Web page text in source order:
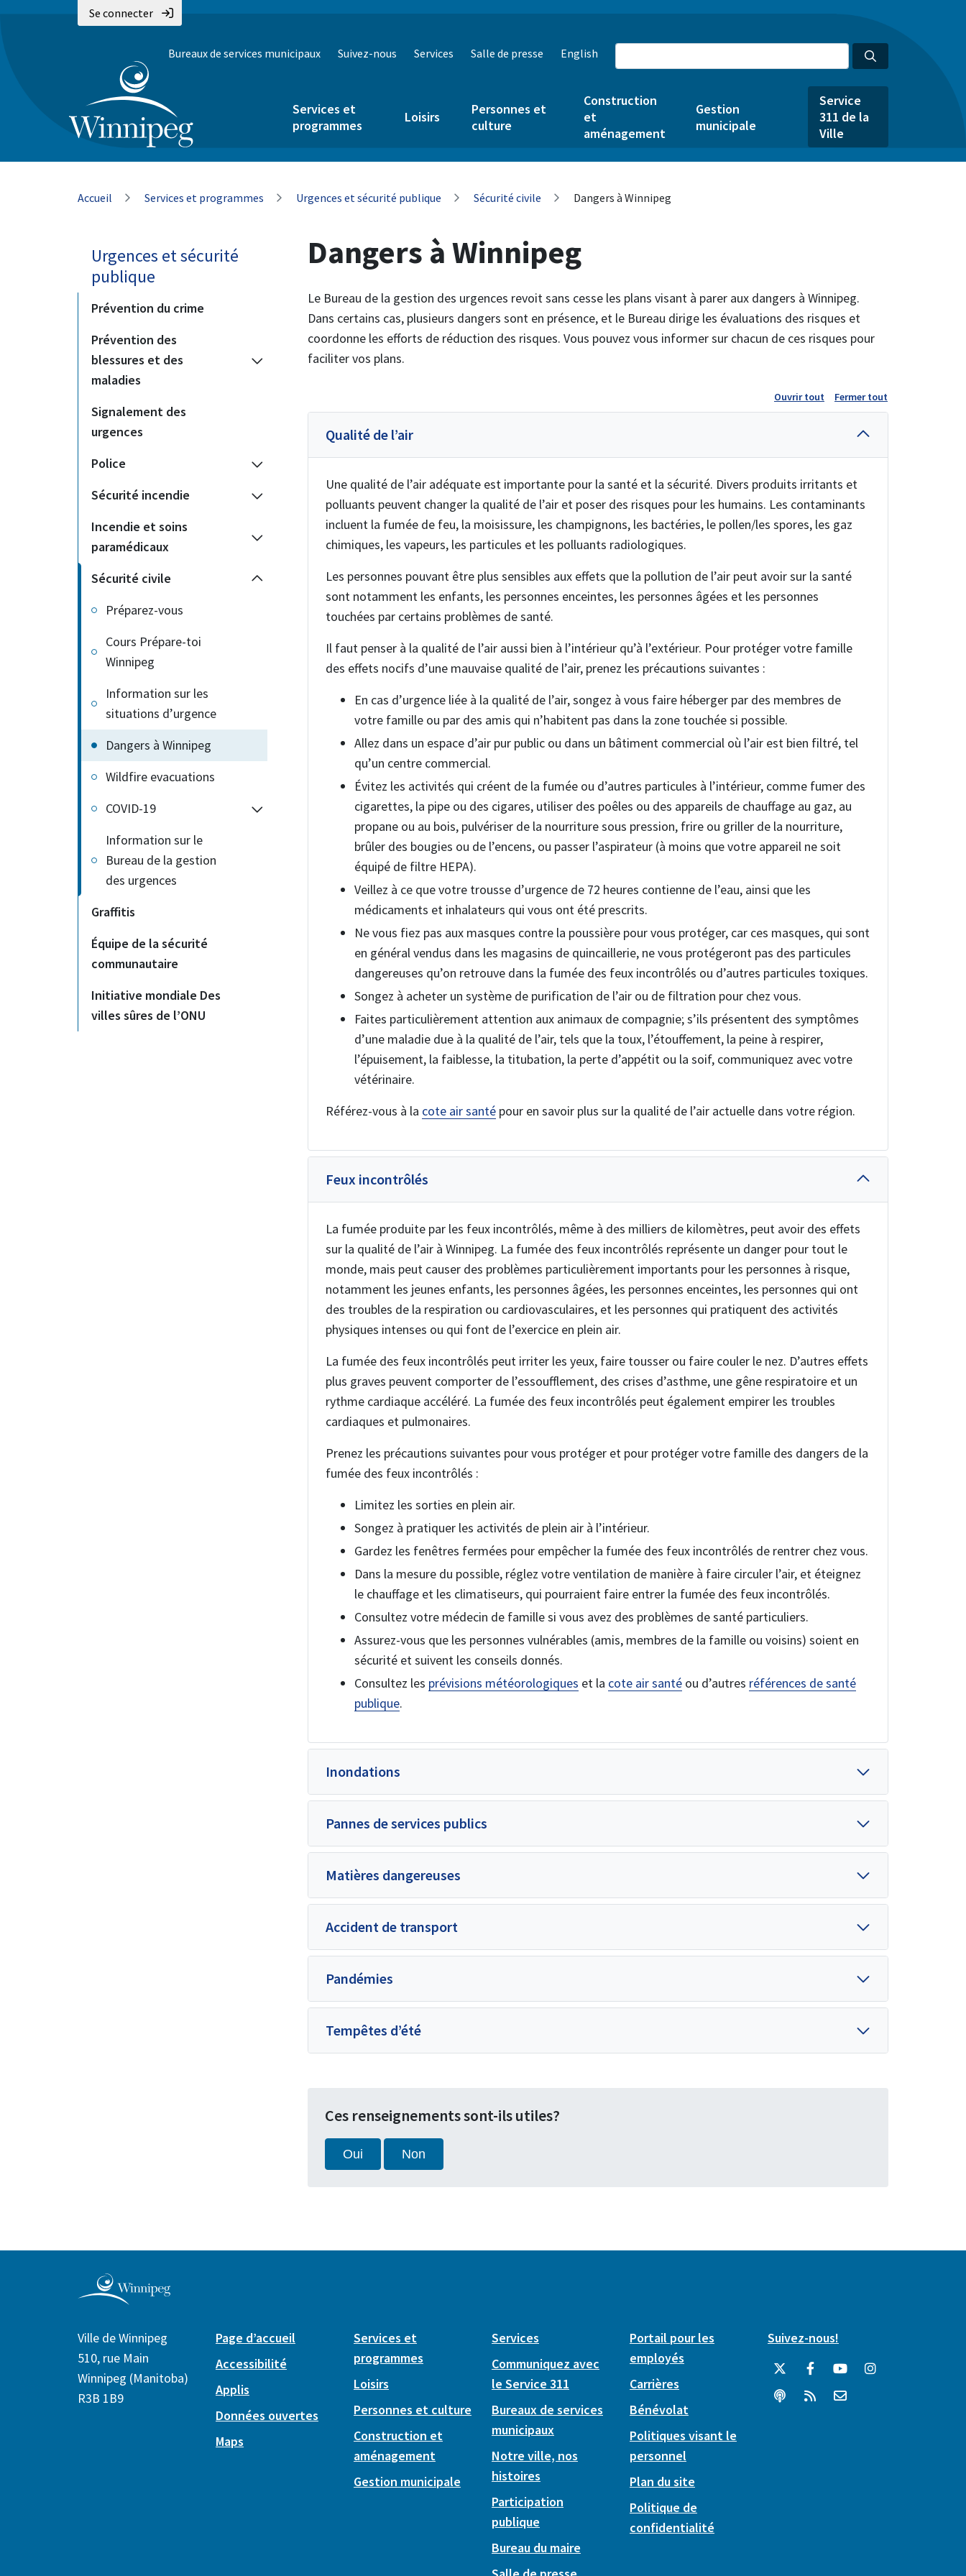
Se connecter
Bureaux de services municipaux Suivez-nous Services Salle de presse English
Services et
programmes
Loisirs
Personnes et
culture
Construction
et
aménagement
Gestion
municipale
Service
311 de la
Ville
Fil
Accueil Services et programmes Urgences et sécurité publique Sécurité civile Dangers à Winnipeg
Urgences et sécurité
publique
Prévention du crime
Prévention des
blessures et des
maladies
Signalement des
urgences
Police
Sécurité incendie
Incendie et soins
paramédicaux
Sécurité civile
Préparez-vous
Cours Prépare-toi
Winnipeg
Information sur les
situations d’urgence
Dangers à Winnipeg
Wildfire evacuations
COVID-19
Information sur le
Bureau de la gestion
des urgences
Graffitis
Équipe de la sécurité
communautaire
Initiative mondiale Des
villes sûres de l’ONU
Dangers à Winnipeg
Le Bureau de la gestion des urgences revoit sans cesse les plans visant à parer aux dangers à Winnipeg.
Dans certains cas, plusieurs dangers sont en présence, et le Bureau dirige les évaluations des risques et
coordonne les efforts de réduction des risques. Vous pouvez vous informer sur chacun de ces risques pour
faciliter vos plans.
Ouvrir tout Fermer tout
Qualité de l’air
Une qualité de l’air adéquate est importante pour la santé et la sécurité. Divers produits irritants et
polluants peuvent changer la qualité de l’air et poser des risques pour les humains. Les contaminants
incluent la fumée de feu, la moisissure, les champignons, les bactéries, le pollen/les spores, les gaz
chimiques, les vapeurs, les particules et les polluants radiologiques.
Les personnes pouvant être plus sensibles aux effets que la pollution de l’air peut avoir sur la santé
sont notamment les enfants, les personnes enceintes, les personnes âgées et les personnes
touchées par certains problèmes de santé.
Il faut penser à la qualité de l’air aussi bien à l’intérieur qu’à l’extérieur. Pour protéger votre famille
des effets nocifs d’une mauvaise qualité de l’air, prenez les précautions suivantes :
En cas d’urgence liée à la qualité de l’air, songez à vous faire héberger par des membres de
votre famille ou par des amis qui n’habitent pas dans la zone touchée si possible.
Allez dans un espace d’air pur public ou dans un bâtiment commercial où l’air est bien filtré, tel
qu’un centre commercial.
Évitez les activités qui créent de la fumée ou d’autres particules à l’intérieur, comme fumer des
cigarettes, la pipe ou des cigares, utiliser des poêles ou des appareils de chauffage au gaz, au
propane ou au bois, pulvériser de la nourriture sous pression, frire ou griller de la nourriture,
brûler des bougies ou de l’encens, ou passer l’aspirateur (à moins que votre appareil ne soit
équipé de filtre HEPA).
Veillez à ce que votre trousse d’urgence de 72 heures contienne de l’eau, ainsi que les
médicaments et inhalateurs qui vous ont été prescrits.
Ne vous fiez pas aux masques contre la poussière pour vous protéger, car ces masques, qui sont
en général vendus dans les magasins de quincaillerie, ne vous protégeront pas des particules
dangereuses qu’on retrouve dans la fumée des feux incontrôlés ou d’autres particules toxiques.
Songez à acheter un système de purification de l’air ou de filtration pour chez vous.
Faites particulièrement attention aux animaux de compagnie; s’ils présentent des symptômes
d’une maladie due à la qualité de l’air, tels que la toux, l’étouffement, la peine à respirer,
l’épuisement, la faiblesse, la titubation, la perte d’appétit ou la soif, communiquez avec votre
vétérinaire.
Référez-vous à la cote air santé pour en savoir plus sur la qualité de l’air actuelle dans votre région.
Feux incontrôlés
La fumée produite par les feux incontrôlés, même à des milliers de kilomètres, peut avoir des effets
sur la qualité de l’air à Winnipeg. La fumée des feux incontrôlés représente un danger pour tout le
monde, mais peut causer des problèmes particulièrement importants pour les personnes à risque,
notamment les jeunes enfants, les personnes âgées, les personnes enceintes, les personnes qui ont
des troubles de la respiration ou cardiovasculaires, et les personnes qui pratiquent des activités
physiques intenses ou qui font de l’exercice en plein air.
La fumée des feux incontrôlés peut irriter les yeux, faire tousser ou faire couler le nez. D’autres effets
plus graves peuvent comporter de l’essoufflement, des crises d’asthme, une gêne respiratoire et un
rythme cardiaque accéléré. La fumée des feux incontrôlés peut également empirer les troubles
cardiaques et pulmonaires.
Prenez les précautions suivantes pour vous protéger et pour protéger votre famille des dangers de la
fumée des feux incontrôlés :
Limitez les sorties en plein air.
Songez à pratiquer les activités de plein air à l’intérieur.
Gardez les fenêtres fermées pour empêcher la fumée des feux incontrôlés de rentrer chez vous.
Dans la mesure du possible, réglez votre ventilation de manière à faire circuler l’air, et éteignez
le chauffage et les climatiseurs, qui pourraient faire entrer la fumée des feux incontrôlés.
Consultez votre médecin de famille si vous avez des problèmes de santé particuliers.
Assurez-vous que les personnes vulnérables (amis, membres de la famille ou voisins) soient en
sécurité et suivent les conseils donnés.
Consultez les prévisions météorologiques et la cote air santé ou d’autres références de santé
publique.
Inondations
Pannes de services publics
Matières dangereuses
Accident de transport
Pandémies
Tempêtes d’été
Ces renseignements sont-ils utiles?
Oui Non
Ville de Winnipeg
510, rue Main
Winnipeg (Manitoba)
R3B 1B9
Page d’accueil
Accessibilité
Applis
Données ouvertes
Maps
Services et
programmes
Loisirs
Personnes et culture
Construction et
aménagement
Gestion municipale
Services
Communiquez avec
le Service 311
Bureaux de services
municipaux
Notre ville, nos
histoires
Participation
publique
Bureau du maire
Portail pour les
employés
Carrières
Bénévolat
Politiques visant le
personnel
Plan du site
Politique de
confidentialité
Suivez-nous!